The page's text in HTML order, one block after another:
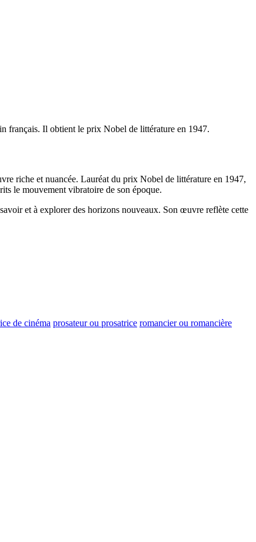
français. Il obtient le prix Nobel de littérature en 1947.
riche et nuancée. Lauréat du prix Nobel de littérature en 1947,
le mouvement vibratoire de son époque.
et à explorer des horizons nouveaux. Son œuvre reflète cette
de cinéma prosateur ou prosatrice romancier ou romancière